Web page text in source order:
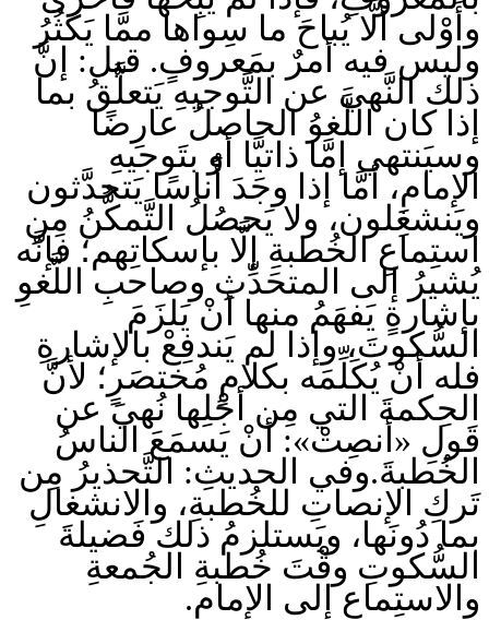
وأَوْلى ألَّا يُباحَ ما سِواها ممَّا يَكثُرُ
وليس فيه أمرٌ بمَعروفٍ. قيل: إنَّ
ذلك النَّهيَ عن التَّوجيهِ يَتعلَّقُ بما
إذا كان اللَّغوُ الحاصلُ عارِضًا
وسيَنتهي إمَّا ذاتيًّا أو بتَوجيهِ
الإمامِ، أمَّا إذا وجَدَ أُناسًا يَتحدَّثون
ويَنشغِلون، ولا يَحصُلُ التَّمكُّنُ مِنِ
استِماعِ الخُطبةِ إلَّا بإسكاتِهم؛ فإنَّه
يُشيرُ إلى المتحَدِّثِ وصاحبِ اللَّغوِ
بإشارةٍ يَفهَمُ منها أنْ يَلزَمَ
السُّكوتَ، وإذا لم يَندفِعْ بالإشارةِ
فله أنْ يُكَلِّمَه بكلامٍ مُختصَرٍ؛ لأنَّ
الحِكمةَ التي مِن أجْلِها نُهيَ عن
قَولِ «أنصِتْ»: أنْ يَسمَعَ الناسُ
الخُطبةَ.وفي الحديثِ: التَّحذيرُ مِن
تَركِ الإنصاتِ للخُطبةِ، والانشغالِ
بما دُونَها، ويَستلزمُ ذلك فَضيلةَ
السُّكوتِ وقْتَ خُطبةِ الجُمعةِ
والاستِماعِ إلى الإمامِ.